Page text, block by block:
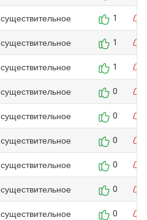
существительное 1
существительное 1
существительное 1
существительное 0
существительное 0
существительное 0
существительное 0
существительное 0
существительное 0